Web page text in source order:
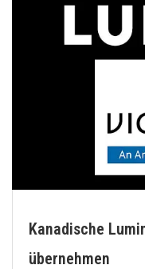
Kanadische
übernehmen